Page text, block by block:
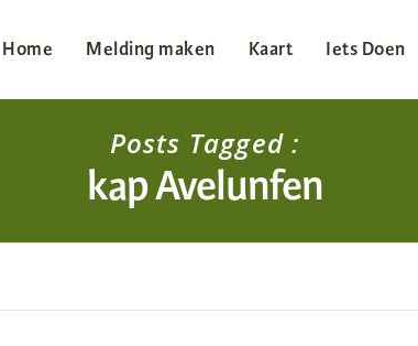
Home Melding maken Kaart Iets Doen
Posts Tagged :
kap Avelunfen